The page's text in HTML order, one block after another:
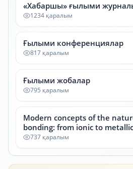
«Хабаршы» ғылыми
1234 қаралым
Ғылыми конференциялар
817 қаралым
Ғылыми жобалар
795 қаралым
Modern concepts of the
bonding: from ionic to
737 қаралым